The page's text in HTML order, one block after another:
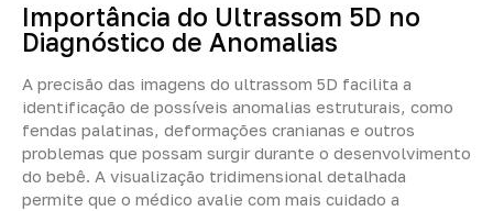
Importância do Ultrassom 5D no
Diagnóstico de Anomalias
A precisão das imagens do ultrassom 5D facilita a
identificação de possíveis anomalias estruturais, como
fendas palatinas, deformações cranianas e outros
problemas que possam surgir durante o desenvolvimento
do bebê. A visualização tridimensional detalhada
permite que o médico avalie com mais cuidado a